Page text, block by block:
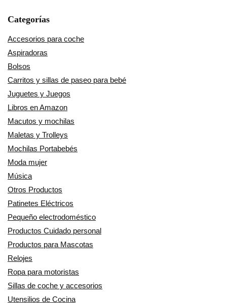
Categorías
Accesorios para coche
Aspiradoras
Bolsos
Carritos y sillas de paseo para bebé
Juguetes y Juegos
Libros en Amazon
Macutos y mochilas
Maletas y Trolleys
Mochilas Portabebés
Moda mujer
Música
Otros Productos
Patinetes Eléctricos
Pequeño electrodoméstico
Productos Cuidado personal
Productos para Mascotas
Relojes
Ropa para motoristas
Sillas de coche y accesorios
Utensilios de Cocina